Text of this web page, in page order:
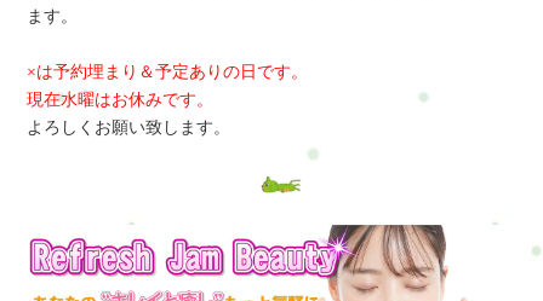
ます。
×は予約埋まり＆予定ありの日です。
現在水曜はお休みです。
よろしくお願い致します。